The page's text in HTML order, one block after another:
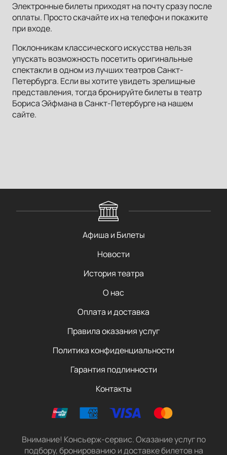
Электронные билеты приходят на почту сразу после
оплаты. Просто скачайте их на телефон и покажите
при входе.
Поклонникам классического искусства нельзя
упускать возможность посетить оригинальные
спектакли в одном из лучших театров Санкт-
Петербурга. Если вы хотите увидеть зрелищные
представления, тогда бронируйте билеты в театр
Бориса Эйфмана в Санкт-Петербурге на нашем
сайте.
Афиша и Билеты
Новости
История театра
О нас
Оплата и доставка
Правила оказания услуг
Политика конфиденциальности
Гарантия подлинности
Контакты
Внимание! Консьерж-сервис. Оказание услуг по
подбору, бронированию и доставке билетов на